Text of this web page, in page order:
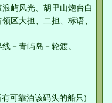
屿风光、胡里山炮台白
区大担、二担、标语、
－青屿岛－轮渡。
可靠泊该码头的船只)